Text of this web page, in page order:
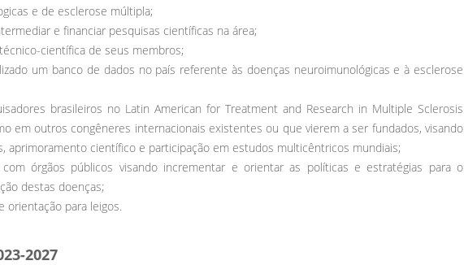
e de esclerose múltipla;
e financiar pesquisas científicas na área;
científica de seus membros;
um banco de dados no país referente às doenças neuroimunológicas e à esclerose
brasileiros no Latin American for Treatment and Research in Multiple Sclerosis
em outros congêneres internacionais existentes ou que vierem a ser fundados, visando
aprimoramento científico e participação em estudos multicêntricos mundiais;
órgãos públicos visando incrementar e orientar as políticas e estratégias para o
destas doenças;
orientação para leigos.
2027